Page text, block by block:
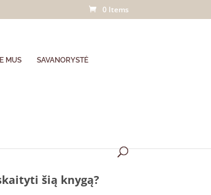
0 Items
MUS SAVANORYSTĖ
šią knygą?